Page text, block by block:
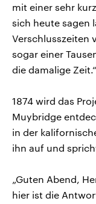
mit einer sehr
sich heute sagen
Verschlusszeiten
sogar einer
die damalige Zeit.“
1874 wird das
Muybridge
in der
ihn auf und
„Guten Abend,
hier ist die